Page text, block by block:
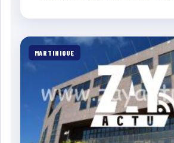
MARTINIQUE